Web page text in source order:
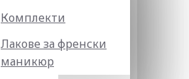
Комплекти
Лакове за френски
маникюр